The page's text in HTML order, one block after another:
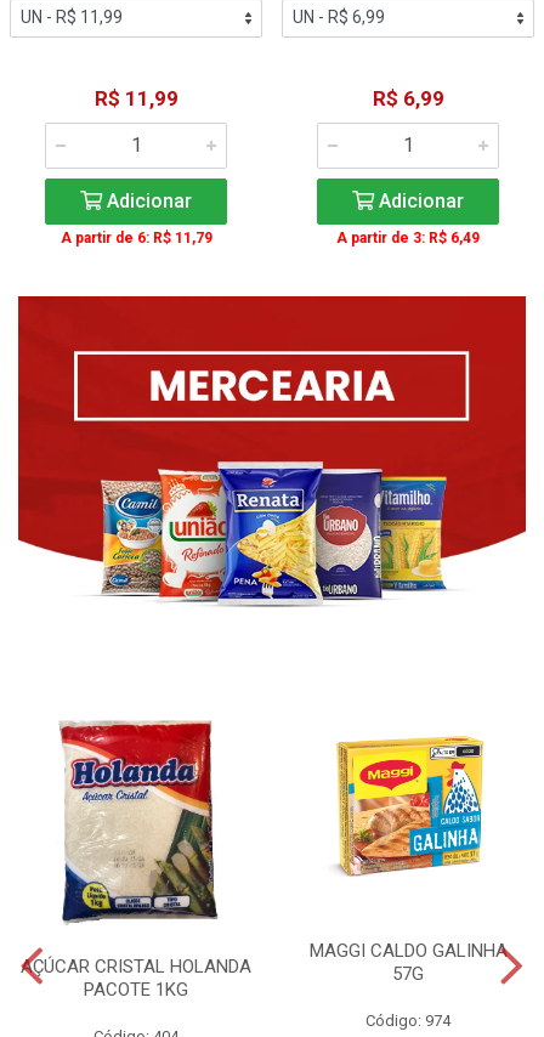
R$ 11,99
Adicionar
A partir de 6: R$ 11,79
R$ 6,99
Adicionar
A partir de 3: R$ 6,49
AÇÚCAR CRISTAL HOLANDA
PACOTE 1KG
MAGGI CALDO GALINHA
57G
Código: 974